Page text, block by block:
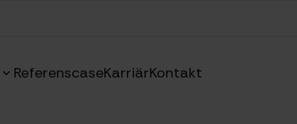
ReferenscaseKarriärKontakt